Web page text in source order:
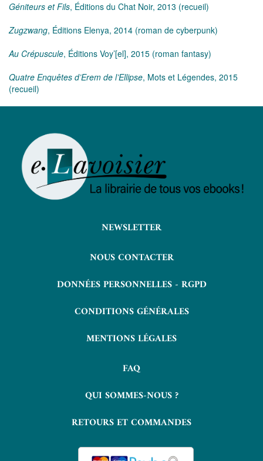
Géniteurs et Fils, Éditions du Chat Noir, 2013 (recueil)
Zugzwang, Éditions Elenya, 2014 (roman de cyberpunk)
Au Crépuscule, Éditions Voy’[el], 2015 (roman fantasy)
Quatre Enquêtes d’Erem de l’Ellipse, Mots et Légendes, 2015
(recueil)
NEWSLETTER
NOUS CONTACTER
DONNÉES PERSONNELLES - RGPD
CONDITIONS GÉNÉRALES
MENTIONS LÉGALES
FAQ
QUI SOMMES-NOUS ?
RETOURS ET COMMANDES